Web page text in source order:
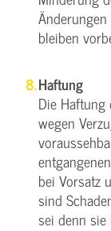
bleiben
Haftung
Die Haftung
wegen
bei Vorsatz
sind
sei denn